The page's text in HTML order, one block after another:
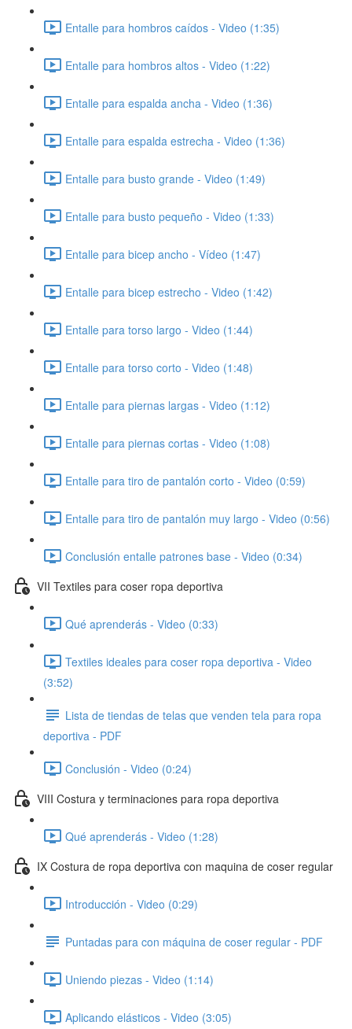
Entalle para hombros caídos - Video (1:35)
Entalle para hombros altos - Video (1:22)
Entalle para espalda ancha - Video (1:36)
Entalle para espalda estrecha - Video (1:36)
Entalle para busto grande - Video (1:49)
Entalle para busto pequeño - Video (1:33)
Entalle para bicep ancho - Vídeo (1:47)
Entalle para bicep estrecho - Video (1:42)
Entalle para torso largo - Video (1:44)
Entalle para torso corto - Video (1:48)
Entalle para piernas largas - Video (1:12)
Entalle para piernas cortas - Video (1:08)
Entalle para tiro de pantalón corto - Video (0:59)
Entalle para tiro de pantalón muy largo - Video (0:56)
Conclusión entalle patrones base - Video (0:34)
VII Textiles para coser ropa deportiva
Qué aprenderás - Video (0:33)
Textiles ideales para coser ropa deportiva - Video
(3:52)
Lista de tiendas de telas que venden tela para ropa
deportiva - PDF
Conclusión - Video (0:24)
VIII Costura y terminaciones para ropa deportiva
Qué aprenderás - Video (1:28)
IX Costura de ropa deportiva con maquina de coser regular
Introducción - Video (0:29)
Puntadas para con máquina de coser regular - PDF
Uniendo piezas - Video (1:14)
Aplicando elásticos - Video (3:05)